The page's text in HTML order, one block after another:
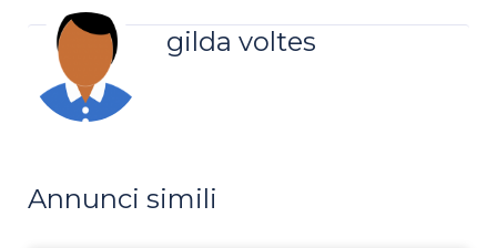
gilda voltes
Annunci simili